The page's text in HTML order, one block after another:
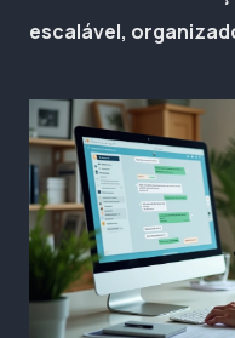
escalável,